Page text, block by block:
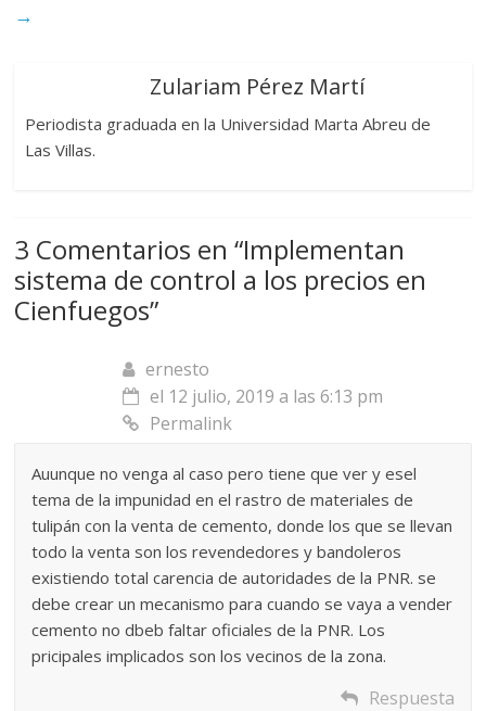
→
Zulariam Pérez Martí
Periodista graduada en la Universidad Marta Abreu de
Las Villas.
3 Comentarios en “Implementan
sistema de control a los precios en
Cienfuegos”
ernesto
el 12 julio, 2019 a las 6:13 pm
Permalink
Auunque no venga al caso pero tiene que ver y esel
tema de la impunidad en el rastro de materiales de
tulipán con la venta de cemento, donde los que se llevan
todo la venta son los revendedores y bandoleros
existiendo total carencia de autoridades de la PNR. se
debe crear un mecanismo para cuando se vaya a vender
cemento no dbeb faltar oficiales de la PNR. Los
pricipales implicados son los vecinos de la zona.
Respuesta